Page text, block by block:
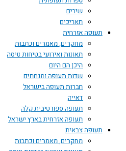
שירים
תאריכים
תעופה אזרחית
מחקרים, מאמרים וכתבות
תאונות ואירועי בטיחות טיסה
היכן הם היום
שדות תעופה ומנחתים
חברות תעופה בישראל
דאייה
תעופה ספורטיבית קלה
תעופה אזרחית בארץ ישראל
תעופה צבאית
מחקרים, מאמרים וכתבות